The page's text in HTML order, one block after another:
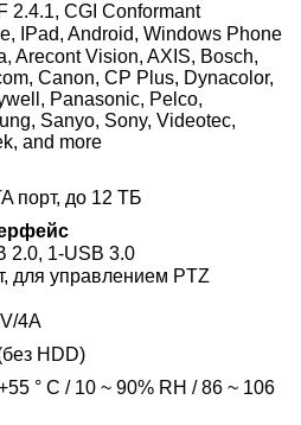
2.4.1, CGI Conformant
IPad, Android, Windows Phone
Arecont Vision, AXIS, Bosch,
Canon, CP Plus, Dynacolor,
Panasonic, Pelco,
Sanyo, Sony, Videotec,
and more
порт, до 12 ТБ
2.0, 1-USB 3.0
для управлением PTZ
4A
HDD)
° C / 10 ~ 90% RH / 86 ~ 106